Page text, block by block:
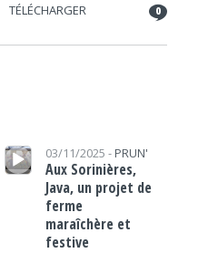
TÉLÉCHARGER 0
Lecteur audio 03/11/2025 - PRUN'
Aux Sorinières,
Java, un projet de
ferme
maraîchère et
festive